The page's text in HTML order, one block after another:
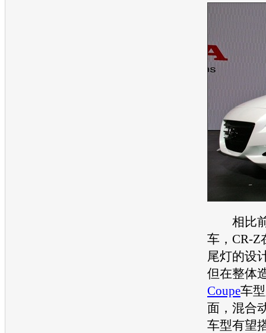
相比前
车 ，CR-
尾灯的设
但在整体
Coupe车型
面，混合
车型有望